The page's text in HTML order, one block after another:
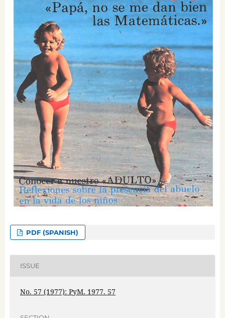
PDF (SPANISH)
ISSUE
No. 57 (1977): PyM. 1977. 57